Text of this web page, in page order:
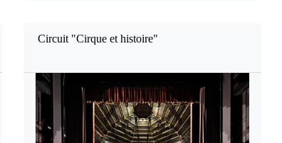
Circuit "Cirque et histoire"